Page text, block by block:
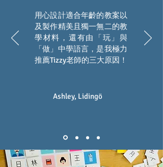
用心設計適合年齡的教案以
及製作精美且獨一無二的教
學材料，還有由「玩」與
「做」中學語言，是我極力
推薦Tizzy老師的三大原因！
Ashley, Lidingö